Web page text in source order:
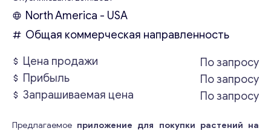
North America - USA
Общая коммерческая направленность
Цена продажи
По запросу
Прибыль
По запросу
Запрашиваемая цена
По запросу
Предлагаемое приложение для покупки растений на